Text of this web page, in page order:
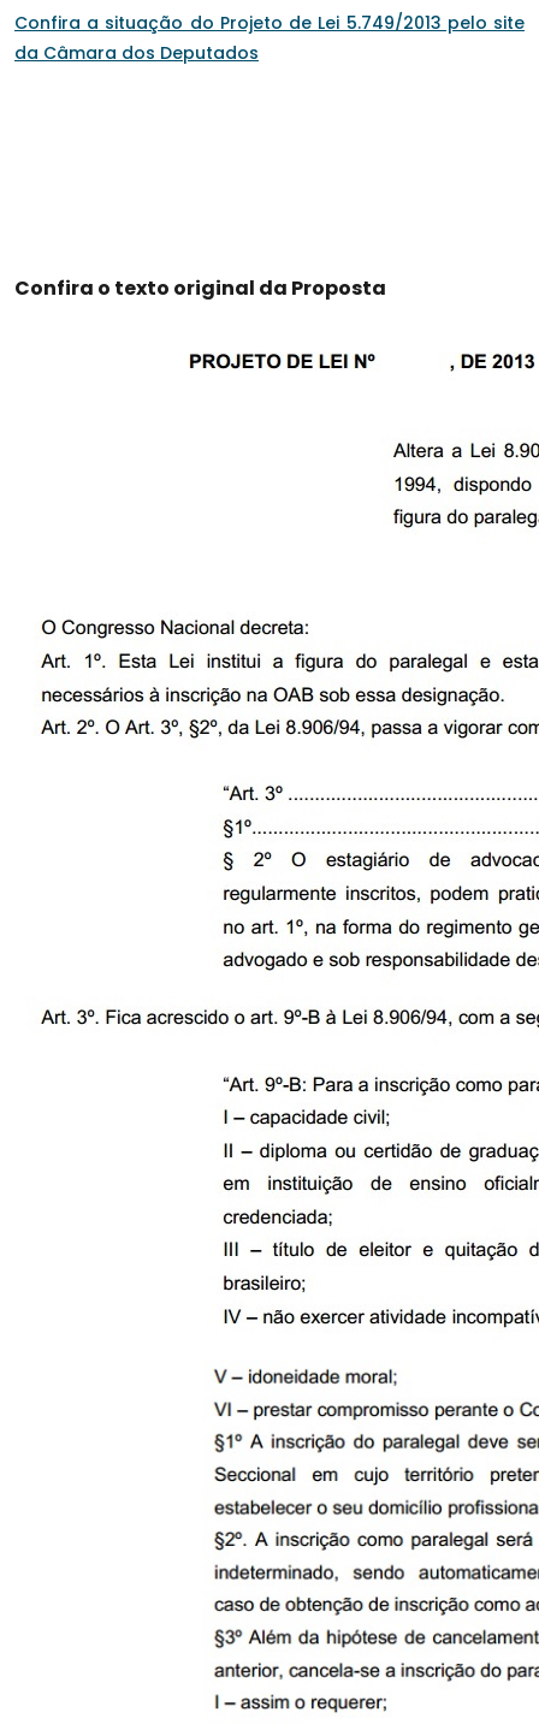
Confira a situação do Projeto de Lei 5.749/2013 pelo site
da Câmara dos Deputados
Confira o texto original da Proposta